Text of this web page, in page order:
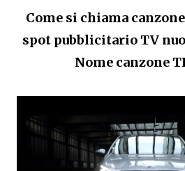
Come si chiama
spot pubblicitario TV
Nome canzone